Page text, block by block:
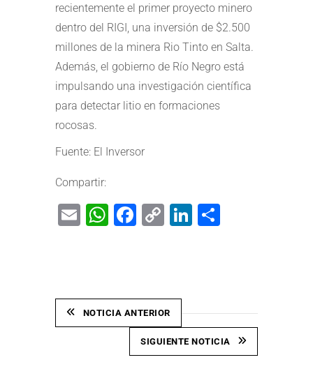
recientemente el primer proyecto minero
dentro del RIGI, una inversión de $2.500
millones de la minera Rio Tinto en Salta.
Además, el gobierno de Río Negro está
impulsando una investigación científica
para detectar litio en formaciones
rocosas.
Fuente: El Inversor
Compartir:
EmailWhatsApp
Facebook
CopyLinkedIn
NOTICIA ANTERIOR
SIGUIENTE NOTICIA